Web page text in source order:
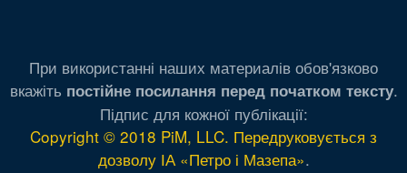
При використанні наших материалів обов'язково
вкажіть постійне посилання перед початком тексту.
Підпис для кожної публікації:
Copyright © 2018 PiM, LLC. Передруковується з
дозволу ІА «Петро і Мазепа».